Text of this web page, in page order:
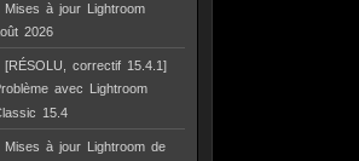
Mises à jour Lightroom
2026
[RÉSOLU, correctif 15.4.1]
avec Lightroom
15.4
Mises à jour Lightroom de